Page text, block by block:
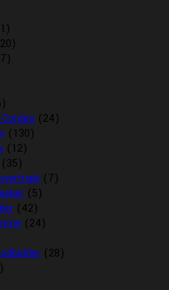
(24)
(130)
(12)
(35)
(7)
(5)
(42)
(24)
(28)